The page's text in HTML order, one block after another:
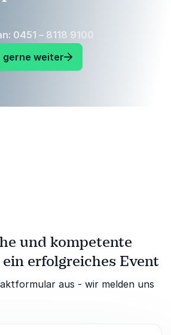
0451 – 8118 9100
gerne weiter
und kompetente
erfolgreiches Event
aus - wir melden uns